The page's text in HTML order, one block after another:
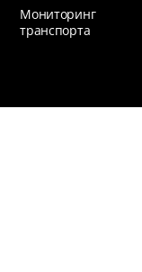
Мониторинг
транспорта